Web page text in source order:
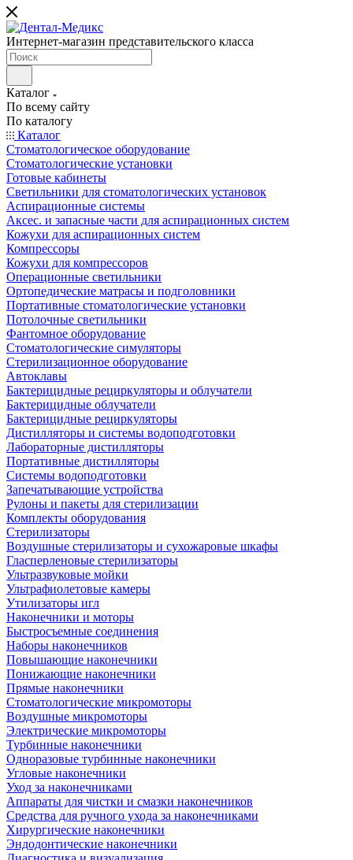
Интернет-магазин представительского класса
Каталог
По всему сайту
По каталогу
Каталог
Стоматологическое оборудование
Стоматологические установки
Готовые кабинеты
Светильники для стоматологических установок
Аспирационные системы
Аксес. и запасные части для аспирационных систем
Кожухи для аспирационных систем
Компрессоры
Кожухи для компрессоров
Операционные светильники
Ортопедические матрасы и подголовники
Портативные стоматологические установки
Потолочные светильники
Фантомное оборудование
Стоматологические симуляторы
Стерилизационное оборудование
Автоклавы
Бактерицидные рециркуляторы и облучатели
Бактерицидные облучатели
Бактерицидные рециркуляторы
Дистилляторы и системы водоподготовки
Лабораторные дистилляторы
Портативные дистилляторы
Системы водоподготовки
Запечатывающие устройства
Рулоны и пакеты для стерилизации
Комплекты оборудования
Стерилизаторы
Воздушные стерилизаторы и сухожаровые шкафы
Гласперленовые стерилизаторы
Ультразвуковые мойки
Ультрафиолетовые камеры
Утилизаторы игл
Наконечники и моторы
Быстросъемные соединения
Наборы наконечников
Повышающие наконечники
Понижающие наконечники
Прямые наконечники
Стоматологические микромоторы
Воздушные микромоторы
Электрические микромоторы
Турбинные наконечники
Одноразовые турбинные наконечники
Угловые наконечники
Уход за наконечниками
Аппараты для чистки и смазки наконечников
Средства для ручного ухода за наконечниками
Хирургические наконечники
Эндодонтические наконечники